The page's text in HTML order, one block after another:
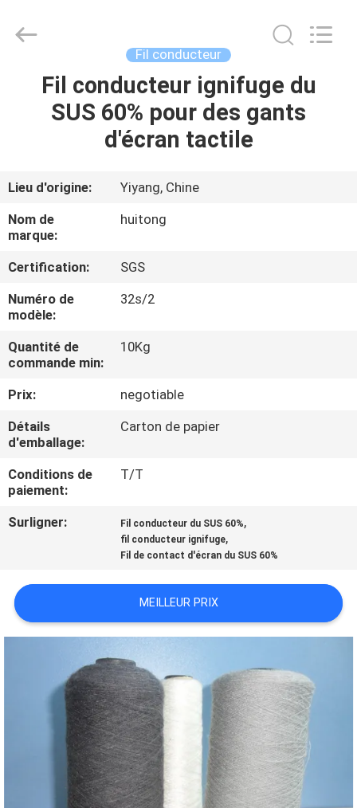
MAISON
PRODUITS
VIDÉOS
EXPOSITION
DE
VR
AU
SUJET
DE
NOUS
VISITE
D'USINE
DE
QUALITÉ
CONTACTEZ-
NOUS
DEMANDEZ
UNE
CITATION
Advanced
Materials
Fil conducteur
Fil conducteur ignifuge du
SUS 60% pour des gants
d'écran tactile
Lieu d'origine:
Yiyang, Chine
Nom de
marque:
huitong
Certification:
SGS
Numéro de
modèle:
32s/2
Quantité de
commande min:
10Kg
Prix:
negotiable
Détails
d'emballage:
Carton de papier
Conditions de
paiement:
T/T
Surligner: Fil conducteur du SUS 60%,
fil conducteur ignifuge,
Fil de contact d'écran du SUS 60%
MEILLEUR PRIX